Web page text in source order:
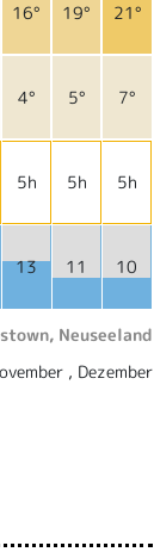
16° 19° 21°
4° 5° 7°
5h 5h 5h
13 11 10
Neuseeland
, Dezember